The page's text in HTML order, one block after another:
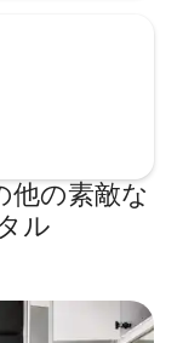
他の素敵な
ル